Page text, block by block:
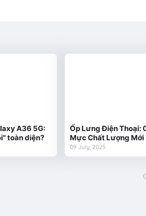
A36 5G:
toàn diện?
Ốp Lưng Điện Thoại:
Mực Chất Lượng Mới
09 July, 2025